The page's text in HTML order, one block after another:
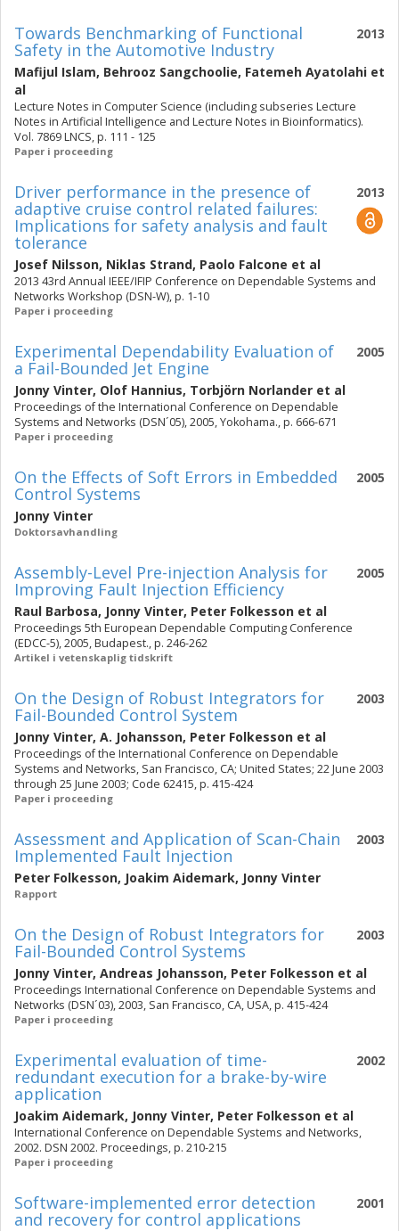
2013
Towards Benchmarking of Functional
Safety in the Automotive Industry
Mafijul Islam, Behrooz Sangchoolie, Fatemeh Ayatolahi et
al
Lecture Notes in Computer Science (including subseries Lecture
Notes in Artificial Intelligence and Lecture Notes in Bioinformatics).
Vol. 7869 LNCS, p. 111 - 125
Paper i proceeding
2013
Driver performance in the presence of
adaptive cruise control related failures:
Implications for safety analysis and fault
tolerance
Josef Nilsson, Niklas Strand, Paolo Falcone et al
2013 43rd Annual IEEE/IFIP Conference on Dependable Systems and
Networks Workshop (DSN-W), p. 1-10
Paper i proceeding
2005
Experimental Dependability Evaluation of
a Fail-Bounded Jet Engine
Jonny Vinter, Olof Hannius, Torbjörn Norlander et al
Proceedings of the International Conference on Dependable
Systems and Networks (DSN´05), 2005, Yokohama., p. 666-671
Paper i proceeding
2005
On the Effects of Soft Errors in Embedded
Control Systems
Jonny Vinter
Doktorsavhandling
2005
Assembly-Level Pre-injection Analysis for
Improving Fault Injection Efficiency
Raul Barbosa, Jonny Vinter, Peter Folkesson et al
Proceedings 5th European Dependable Computing Conference
(EDCC-5), 2005, Budapest., p. 246-262
Artikel i vetenskaplig tidskrift
2003
On the Design of Robust Integrators for
Fail-Bounded Control System
Jonny Vinter, A. Johansson, Peter Folkesson et al
Proceedings of the International Conference on Dependable
Systems and Networks, San Francisco, CA; United States; 22 June 2003
through 25 June 2003; Code 62415, p. 415-424
Paper i proceeding
2003
Assessment and Application of Scan-Chain
Implemented Fault Injection
Peter Folkesson, Joakim Aidemark, Jonny Vinter
Rapport
2003
On the Design of Robust Integrators for
Fail-Bounded Control Systems
Jonny Vinter, Andreas Johansson, Peter Folkesson et al
Proceedings International Conference on Dependable Systems and
Networks (DSN´03), 2003, San Francisco, CA, USA, p. 415-424
Paper i proceeding
2002
Experimental evaluation of time-
redundant execution for a brake-by-wire
application
Joakim Aidemark, Jonny Vinter, Peter Folkesson et al
International Conference on Dependable Systems and Networks,
2002. DSN 2002. Proceedings, p. 210-215
Paper i proceeding
2001
Software-implemented error detection
and recovery for control applications